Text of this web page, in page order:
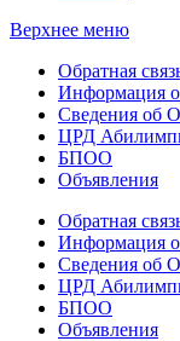
Верхнее меню
Обратная
Информация
Сведения об
ЦРД
БПОО
Объявления
Обратная
Информация
Сведения об
ЦРД
БПОО
Объявления